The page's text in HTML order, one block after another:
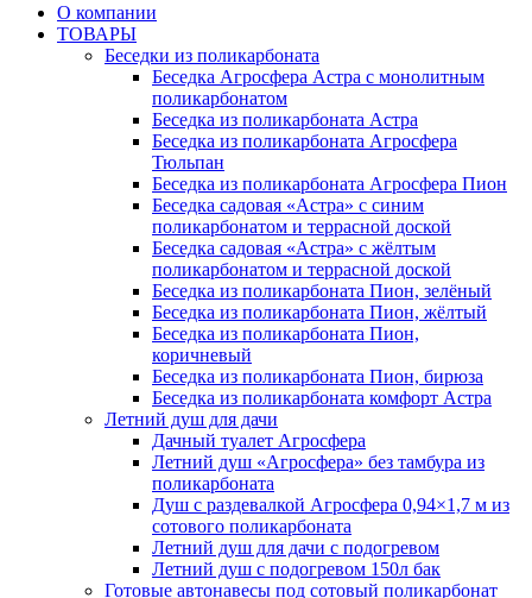
О компании
ТОВАРЫ
Беседки из поликарбоната
Беседка Агросфера Астра с монолитным
поликарбонатом
Беседка из поликарбоната Астра
Беседка из поликарбоната Агросфера
Тюльпан
Беседка из поликарбоната Агросфера Пион
Беседка садовая «Астра» с синим
поликарбонатом и террасной доской
Беседка садовая «Астра» с жёлтым
поликарбонатом и террасной доской
Беседка из поликарбоната Пион, зелёный
Беседка из поликарбоната Пион, жёлтый
Беседка из поликарбоната Пион,
коричневый
Беседка из поликарбоната Пион, бирюза
Беседка из поликарбоната комфорт Астра
Летний душ для дачи
Дачный туалет Агросфера
Летний душ «Агросфера» без тамбура из
поликарбоната
Душ с раздевалкой Агросфера 0,94×1,7 м из
сотового поликарбоната
Летний душ для дачи с подогревом
Летний душ с подогревом 150л бак
Готовые автонавесы под сотовый поликарбонат